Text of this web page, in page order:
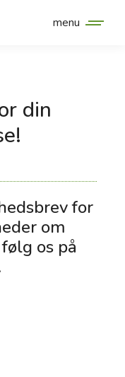
menu
din
for
om
os på